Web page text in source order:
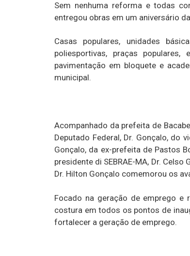
Sem nenhuma reforma e todas
entregou obras em um aniversário
Casas populares, unidades
poliesportivas, praças
pavimentação em bloquete e
municipal.
Acompanhado da prefeita de
Deputado Federal, Dr. Gonçalo, do
Gonçalo, da ex-prefeita de Pastos
presidente di SEBRAE-MA, Dr.
Dr. Hilton Gonçalo comemorou os
Focado na geração de emprego e
costura em todos os pontos de
fortalecer a geração de emprego.